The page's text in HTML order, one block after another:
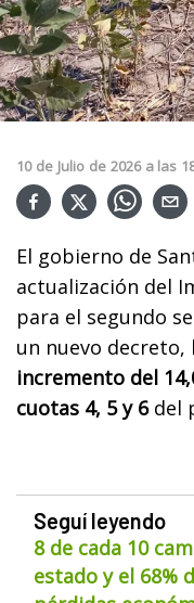
10 de Julio de 2026 a las
El gobierno de
actualización del
para el segundo
un nuevo
incremento del
cuotas 4, 5 y 6del
Seguí leyendo
8 de cada 10
estado y el 68%